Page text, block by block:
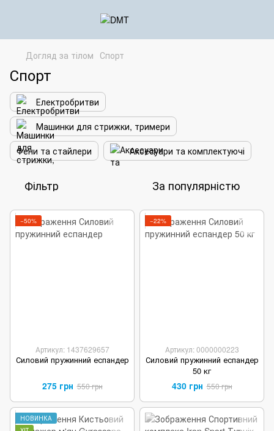
Догляд за тілом Спорт
Спорт
Електробритви
Машинки для стрижки, тримери
Фени та стайлери
Аксесуари та комплектуючі
Фільтр За популярністю
−50%
Артикул: 1437629657
Силовий пружинний еспандер
275 грн 550 грн
−22%
Артикул: 0000000223
Силовий пружинний еспандер
50 кг
430 грн 550 грн
НОВИНКА